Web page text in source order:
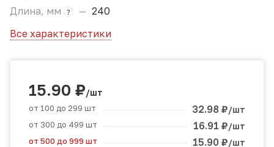
Длина, мм
? — 240
Все характеристики
15.90 ₽/шт
от 100 до 299 шт 32.98 ₽/шт
от 300 до 499 шт 16.91 ₽/шт
от 500 до 999 шт 15.90 ₽/шт